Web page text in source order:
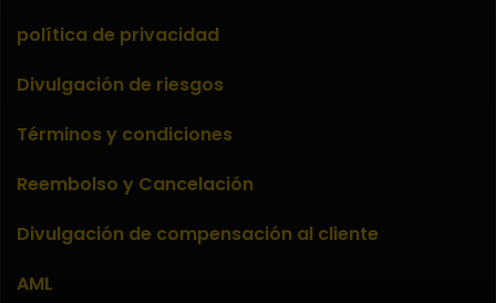
política de privacidad
Divulgación de riesgos
Términos y condiciones
Reembolso y Cancelación
Divulgación de compensación al cliente
AML